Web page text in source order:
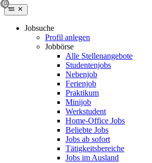
Jobsuche
Profil anlegen
Jobbörse
Alle Stellenangebote
Studentenjobs
Nebenjob
Ferienjob
Praktikum
Minijob
Werkstudent
Home-Office Jobs
Beliebte Jobs
Jobs ab sofort
Tätigkeitsbereiche
Jobs im Ausland